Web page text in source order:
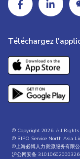
Téléchargez
© Copyright 2026. All Rights
© BIPO Service North Asia
©上海必博人力资源服务有限
沪公网安备